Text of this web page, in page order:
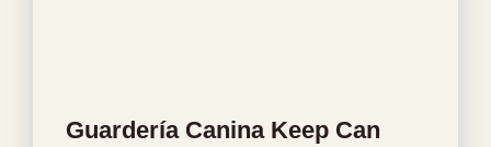
Guardería Canina Keep Can